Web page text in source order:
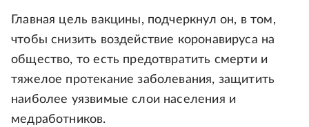
Главная цель вакцины, подчеркнул он, в том,
чтобы снизить воздействие коронавируса на
общество, то есть предотвратить смерти и
тяжелое протекание заболевания, защитить
наиболее уязвимые слои населения и
медработников.